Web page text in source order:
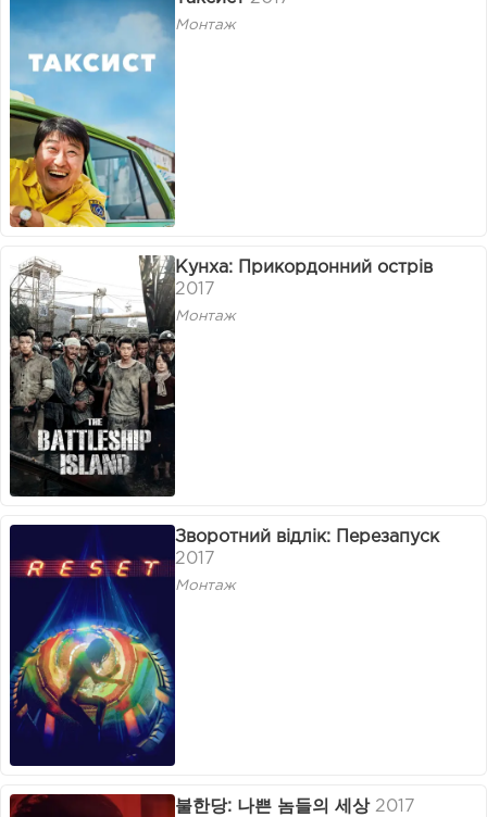
Монтаж
Кунха: Прикордонний острів
2017
Монтаж
Зворотний відлік: Перезапуск
2017
Монтаж
불한당: 나쁜 놈들의 세상 2017